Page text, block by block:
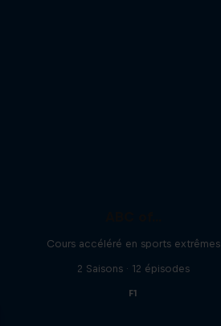
Cours accéléré en sports extrêmes
2 Saisons · 12 épisodes
F1